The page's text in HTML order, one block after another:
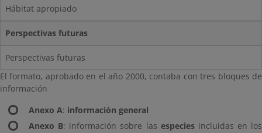
Hábitat apropiado
Perspectivas futuras
Perspectivas futuras
El formato, aprobado en el año 2000, contaba con tres bloques de
información
Anexo A: información general
Anexo B: información sobre las especiesincluidas en los